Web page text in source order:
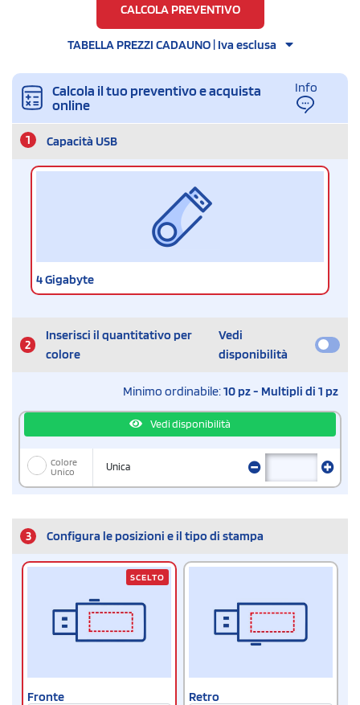
CALCOLA PREVENTIVO
TABELLA PREZZI CADAUNO | Iva esclusa
Calcola il tuo preventivo e acquista
online
Info
1 Capacità USB
4 Gigabyte
2
Inserisci il quantitativo per
colore
Vedi
disponibilità
Minimo ordinabile:10 pz - Multipli di 1 pz
Vedi disponibilità
Colore
Unico
Unica
3 Configura le posizioni e il tipo di stampa
Fronte
SCELTO
Retro